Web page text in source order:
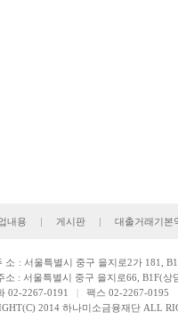
내용 | 게시판 | 대출거래기본
소 : 서울특별시 중구 을지로2가 181,
소 : 서울특별시 중구 을지로66, B1F(상
02-2267-0191 | 팩스 02-2267-0195
2014 하나미소금융재단 ALL